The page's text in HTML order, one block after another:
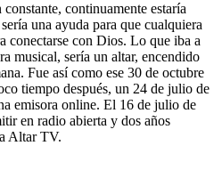
continuamente estaría
una ayuda para que cualquiera
conectarse con Dios. Lo que iba a
musical, sería un altar, encendido
Fue así como ese 30 de octubre
tiempo después, un 24 de julio de
emisora online. El 16 de julio de
en radio abierta y dos años
Altar TV.